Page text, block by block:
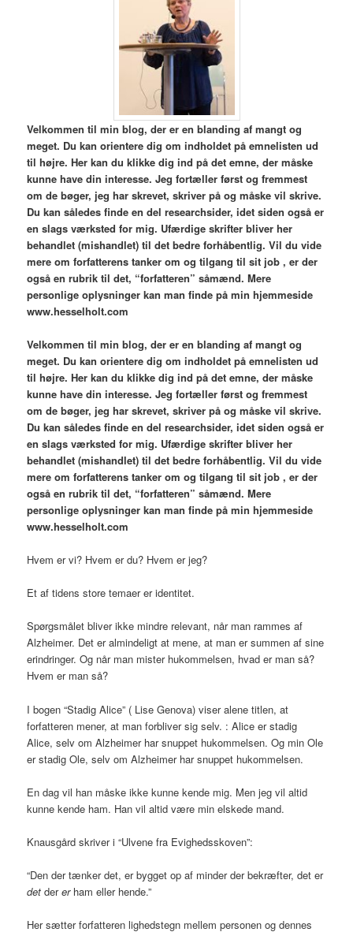
Velkommen til min blog, der er en blanding af mangt og
meget. Du kan orientere dig om indholdet på emnelisten ud
til højre. Her kan du klikke dig ind på det emne, der måske
kunne have din interesse. Jeg fortæller først og fremmest
om de bøger, jeg har skrevet, skriver på og måske vil skrive.
Du kan således finde en del researchsider, idet siden også er
en slags værksted for mig. Ufærdige skrifter bliver her
behandlet (mishandlet) til det bedre forhåbentlig. Vil du vide
mere om forfatterens tanker om og tilgang til sit job , er der
også en rubrik til det, “forfatteren” såmænd. Mere
personlige oplysninger kan man finde på min hjemmeside
www.hesselholt.com
Velkommen til min blog, der er en blanding af mangt og
meget. Du kan orientere dig om indholdet på emnelisten ud
til højre. Her kan du klikke dig ind på det emne, der måske
kunne have din interesse. Jeg fortæller først og fremmest
om de bøger, jeg har skrevet, skriver på og måske vil skrive.
Du kan således finde en del researchsider, idet siden også er
en slags værksted for mig. Ufærdige skrifter bliver her
behandlet (mishandlet) til det bedre forhåbentlig. Vil du vide
mere om forfatterens tanker om og tilgang til sit job , er der
også en rubrik til det, “forfatteren” såmænd. Mere
personlige oplysninger kan man finde på min hjemmeside
www.hesselholt.com
Hvem er vi? Hvem er du? Hvem er jeg?
Et af tidens store temaer er identitet.
Spørgsmålet bliver ikke mindre relevant, når man rammes af
Alzheimer. Det er almindeligt at mene, at man er summen af sine
erindringer. Og når man mister hukommelsen, hvad er man så?
Hvem er man så?
I bogen “Stadig Alice” ( Lise Genova) viser alene titlen, at
forfatteren mener, at man forbliver sig selv. : Alice er stadig
Alice, selv om Alzheimer har snuppet hukommelsen. Og min Ole
er stadig Ole, selv om Alzheimer har snuppet hukommelsen.
En dag vil han måske ikke kunne kende mig. Men jeg vil altid
kunne kende ham. Han vil altid være min elskede mand.
Knausgård skriver i “Ulvene fra Evighedsskoven”:
“Den der tænker det, er bygget op af minder der bekræfter, det er
det dererham eller hende.”
Her sætter forfatteren lighedstegn mellem personen og dennes